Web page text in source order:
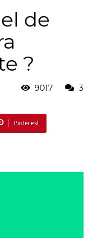
de
?
9017 3
Pinterest